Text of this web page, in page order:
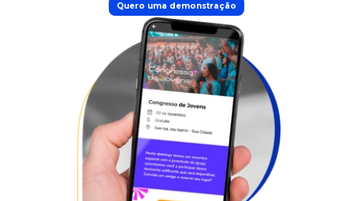
Quero uma demonstração